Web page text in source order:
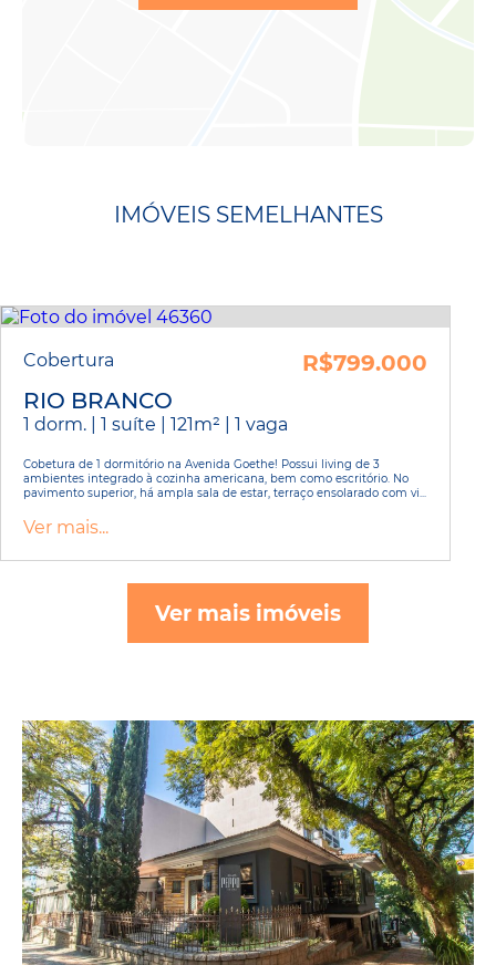
IMÓVEIS SEMELHANTES
Cobertura
R$799.000
RIO BRANCO
1 dorm. | 1 suíte | 121m² | 1 vaga
Cobetura de 1 dormitório na Avenida Goethe! Possui living de 3
ambientes integrado à cozinha americana, bem como escritório. No
pavimento superior, há ampla sala de estar, terraço ensolarado com vi...
Ver mais...
Ver mais imóveis